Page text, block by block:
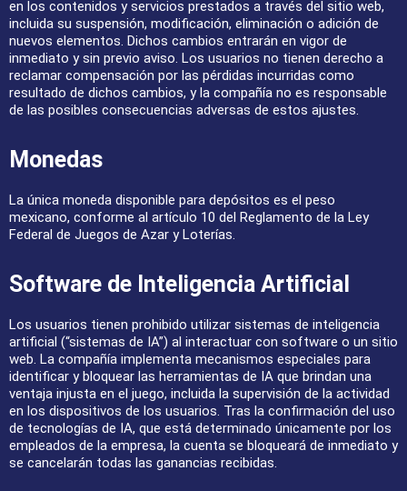
en los contenidos y servicios prestados a través del sitio web,
incluida su suspensión, modificación, eliminación o adición de
nuevos elementos. Dichos cambios entrarán en vigor de
inmediato y sin previo aviso. Los usuarios no tienen derecho a
reclamar compensación por las pérdidas incurridas como
resultado de dichos cambios, y la compañía no es responsable
de las posibles consecuencias adversas de estos ajustes.
Monedas
La única moneda disponible para depósitos es el peso
mexicano, conforme al artículo 10 del Reglamento de la Ley
Federal de Juegos de Azar y Loterías.
Software de Inteligencia Artificial
Los usuarios tienen prohibido utilizar sistemas de inteligencia
artificial (“sistemas de IA”) al interactuar con software o un sitio
web. La compañía implementa mecanismos especiales para
identificar y bloquear las herramientas de IA que brindan una
ventaja injusta en el juego, incluida la supervisión de la actividad
en los dispositivos de los usuarios. Tras la confirmación del uso
de tecnologías de IA, que está determinado únicamente por los
empleados de la empresa, la cuenta se bloqueará de inmediato y
se cancelarán todas las ganancias recibidas.